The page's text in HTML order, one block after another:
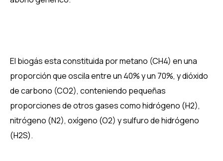
El biogás esta constituida por metano (CH4) en una
proporción que oscila entre un 40% y un 70%, y dióxido
de carbono (CO2), conteniendo pequeñas
proporciones de otros gases como hidrógeno (H2),
nitrógeno (N2), oxígeno (O2) y sulfuro de hidrógeno
(H2S).